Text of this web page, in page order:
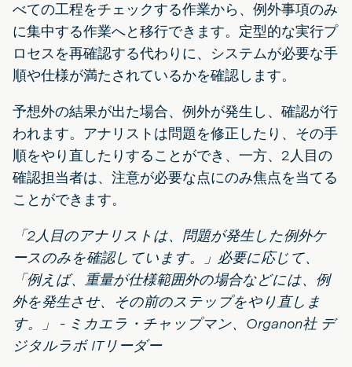
べての工程をチェックする作業から、例外事項のみ
に集中する作業へと移行できます。定型的な実行プ
ロセスを再確認する代わりに、システムが必要な手
順や仕様が満たされているかを確認します。
予想外の結果が出た場合、例外が発生し、確認が行
われます。アナリストは問題を修正したり、その手
順をやり直したりすることができ、一方、2人目の
確認担当者は、注意が必要な点にのみ焦点を当てる
ことができます。
「2人目のアナリストは、問題が発生した例外ケ
ースのみを確認しています。」必要に応じて、
「例えば、重量が仕様範囲外の場合などには、例
外を発生させ、その前のステップをやり直しま
す。」 - ミカエラ・チャップマン、Organon社 デ
ジタルラボ ITリーダー